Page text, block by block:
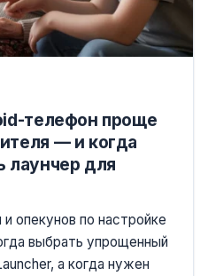
телефон проще
— и когда
лаунчер для
опекунов по настройке
выбрать упрощенный
а когда нужен